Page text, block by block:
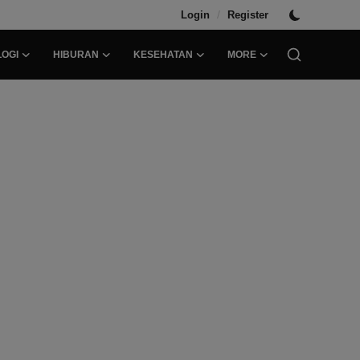
Login / Register
HIBURAN KESEHATAN MORE